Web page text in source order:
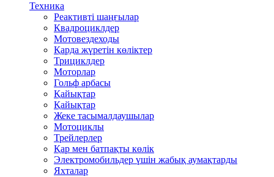
Техника
Реактивті шаңғылар
Квадроциклдер
Мотовездеходы
Қарда жүретін көліктер
Трициклдер
Моторлар
Гольф арбасы
Қайықтар
Қайықтар
Жеке тасымалдаушылар
Мотоциклы
Трейлерлер
Қар мен батпақты көлік
Электромобильдер үшін жабық аумақтарды
Яхталар